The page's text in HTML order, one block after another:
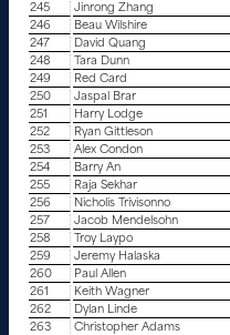
245
Jinrong Zhang
246
Beau Wilshire
247
David Quang
248
Tara Dunn
249
Red Card
250
Jaspal Brar
251
Harry Lodge
252
Ryan Gittleson
253
Alex Condon
254
Barry An
255
Raja Sekhar
256
Nicholis Trivisonno
257
Jacob Mendelsohn
258
Troy Laypo
259
Jeremy Halaska
260
Paul Allen
261
Keith Wagner
262
Dylan Linde
263
Christopher Adams